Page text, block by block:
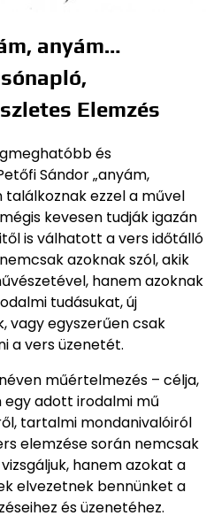
anyám…
Elemzés
és
Sándor „anyám,
találkoznak ezzel a művel
kevesen tudják igazán
is válhatott a vers időtálló
azoknak szól, akik
hanem azoknak
tudásukat, új
vagy egyszerűen csak
a vers üzenetét.
műértelmezés – célja,
adott irodalmi mű
tartalmi mondanivalóiról
elemzése során nemcsak
hanem azokat a
elvezetnek bennünket a
és üzenetéhez.